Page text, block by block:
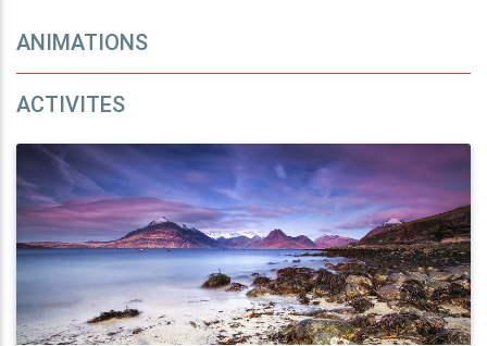
ANIMATIONS
ACTIVITES